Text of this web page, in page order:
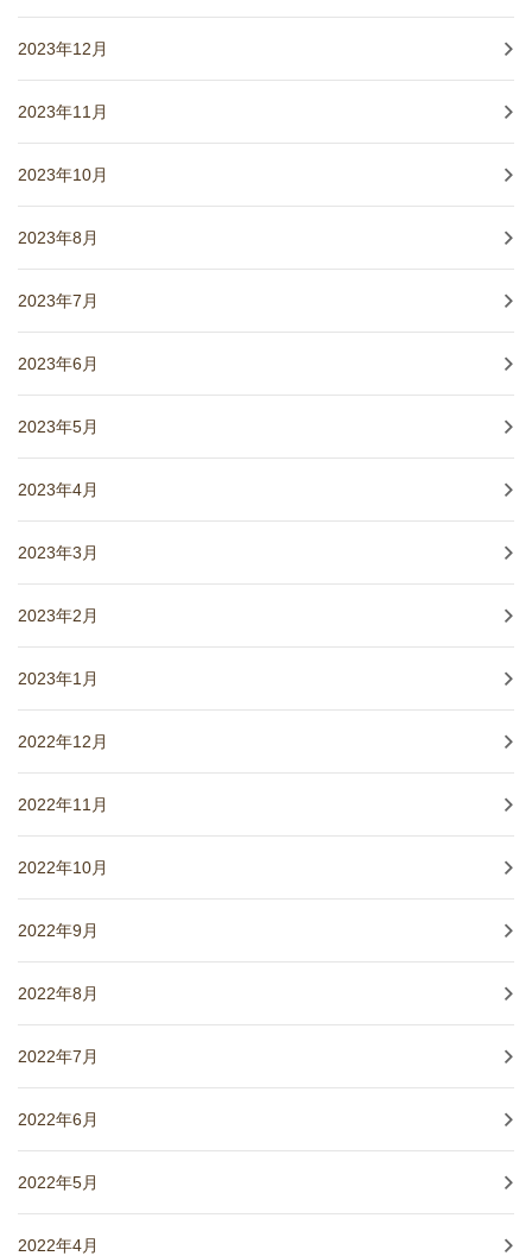
2023年12月
2023年11月
2023年10月
2023年8月
2023年7月
2023年6月
2023年5月
2023年4月
2023年3月
2023年2月
2023年1月
2022年12月
2022年11月
2022年10月
2022年9月
2022年8月
2022年7月
2022年6月
2022年5月
2022年4月